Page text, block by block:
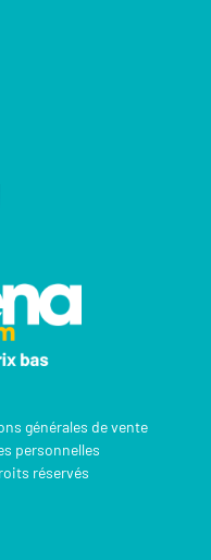
générales de vente
personnelles
réservés